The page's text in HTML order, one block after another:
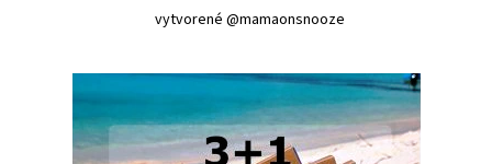
vytvorené @mamaonsnooze